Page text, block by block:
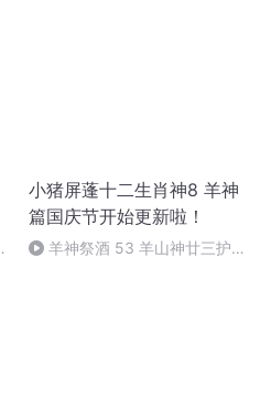
小猪屏蓬十二生肖神8 羊神
篇国庆节开始更新啦！
羊神祭酒 53 羊山神廿三护祭